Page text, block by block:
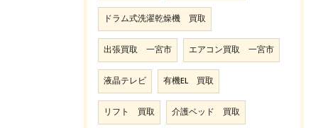
ドラム式洗濯乾燥機 買取
出張買取 一宮市 エアコン買取 一宮市
液晶テレビ 有機EL 買取
リフト 買取 介護ベッド 買取